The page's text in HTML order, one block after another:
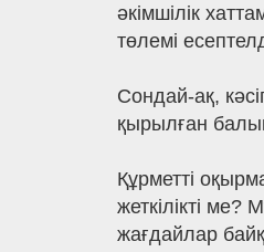
әкімшілік
төлемі
Сондай-ақ,
қырылған
Құрметті
жеткілікті
жағдайлар